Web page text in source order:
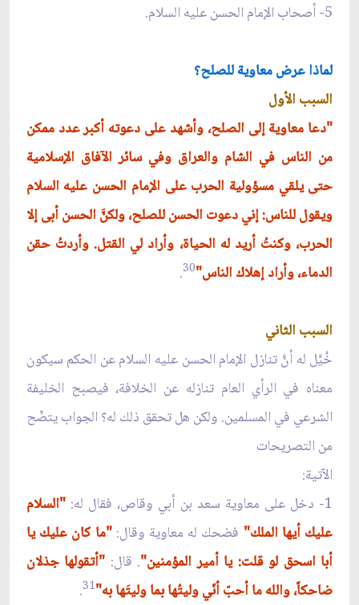
5- أصحاب الإمام الحسن عليه السلام.
لماذا عرض معاوية للصلح؟
السبب الأول
"دعا معاوية إلى الصلح، وأشهد على دعوته أكبر عدد ممكن
من الناس في الشام والعراق وفي سائر الآفاق الإسلامية
حتى يلقي مسؤولية الحرب على الإمام الحسن عليه السلام
ويقول للناس: إني دعوت الحسن للصلح، ولكنَّ الحسن أبى إلا
الحرب، وكنتُ أريد له الحياة، وأراد لي القتل. وأردتُ حقن
الدماء، وأراد إهلاك الناس"30
.
السبب الثاني
خُيَّل له أنَّ تنازل الإمام الحسن عليه السلام عن الحكم سيكون
معناه في الرأي العام تنازله عن الخلافة، فيصبح الخليفة
الشرعي في المسلمين. ولكن هل تحقق ذلك له؟ الجواب يتضّح
من التصريحات
الآتية:
1- دخل على معاوية سعد بن أبي وقاص، فقال له:
"السلام
عليك أيها الملك" فضحك له معاوية وقال:"ما كان عليك يا
أبا اسحق لو قلت: يا أمير المؤمنين". قال: "أتقولها جذلان
ضاحكاً، والله ما أحبّ أنّي وليتُها بما وليتَها به"31
.